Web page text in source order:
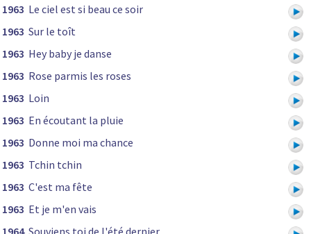
1963 Le ciel est si beau ce soir
1963 Sur le toît
1963 Hey baby je danse
1963 Rose parmis les roses
1963 Loin
1963 En écoutant la pluie
1963 Donne moi ma chance
1963 Tchin tchin
1963 C'est ma fête
1963 Et je m'en vais